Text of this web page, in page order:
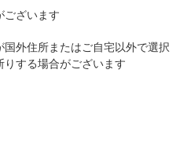
ございます
外住所またはご自宅以外で選択
する場合がございます